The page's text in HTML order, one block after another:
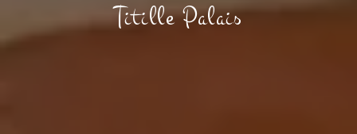
Titille Palais